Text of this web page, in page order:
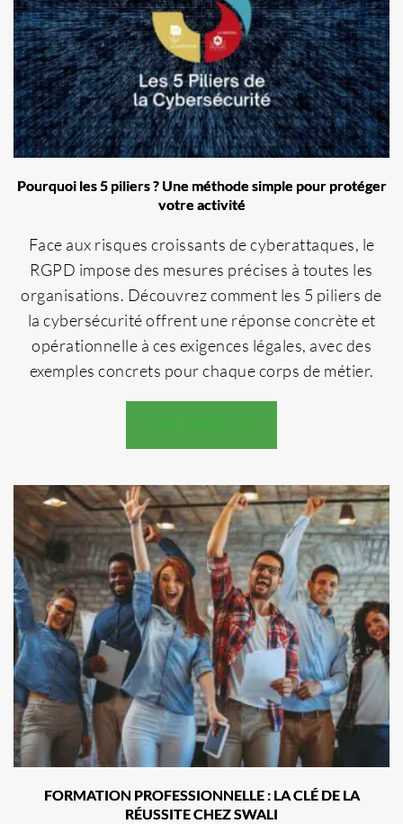
Pourquoi les 5 piliers ? Une méthode simple pour protéger
votre activité
Face aux risques croissants de cyberattaques, le
RGPD impose des mesures précises à toutes les
organisations. Découvrez comment les 5 piliers de
la cybersécurité offrent une réponse concrète et
opérationnelle à ces exigences légales, avec des
exemples concrets pour chaque corps de métier.
FORMATION PROFESSIONNELLE : LA CLÉ DE LA
RÉUSSITE CHEZ SWALI